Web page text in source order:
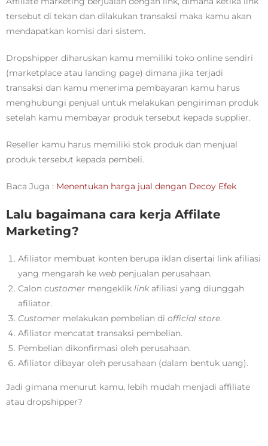
tersebut di tekan dan dilakukan transaksi maka kamu akan
mendapatkan komisi dari sistem.
Dropshipper diharuskan kamu memiliki toko online sendiri
(marketplace atau landing page) dimana jika terjadi
transaksi dan kamu menerima pembayaran kamu harus
menghubungi penjual untuk melakukan pengiriman produk
setelah kamu membayar produk tersebut kepada supplier.
Reseller kamu harus memiliki stok produk dan menjual
produk tersebut kepada pembeli.
Baca Juga : Menentukan harga jual dengan Decoy Efek
Lalu bagaimana cara kerja Affilate
Marketing?
Afiliator membuat konten berupa iklan disertai link afiliasi
yang mengarah ke web penjualan perusahaan.
Calon customer mengeklik link afiliasi yang diunggah
afiliator.
Customer melakukan pembelian di official store.
Afiliator mencatat transaksi pembelian.
Pembelian dikonfirmasi oleh perusahaan.
Afiliator dibayar oleh perusahaan (dalam bentuk uang).
Jadi gimana menurut kamu, lebih mudah menjadi affiliate
atau dropshipper?